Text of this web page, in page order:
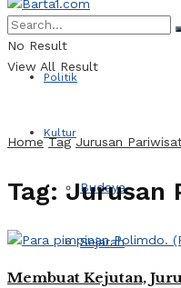
Politik
Kultur
Budaya
Sejarah
No Result
View All Result
Home Tag Jurusan
Tag: Jurusan
Membuat Kejutan,